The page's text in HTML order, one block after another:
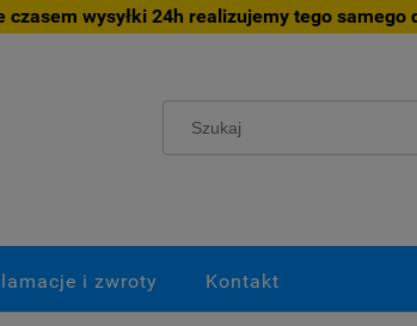
wysyłki 24h realizujemy tego samego
i zwroty Kontakt